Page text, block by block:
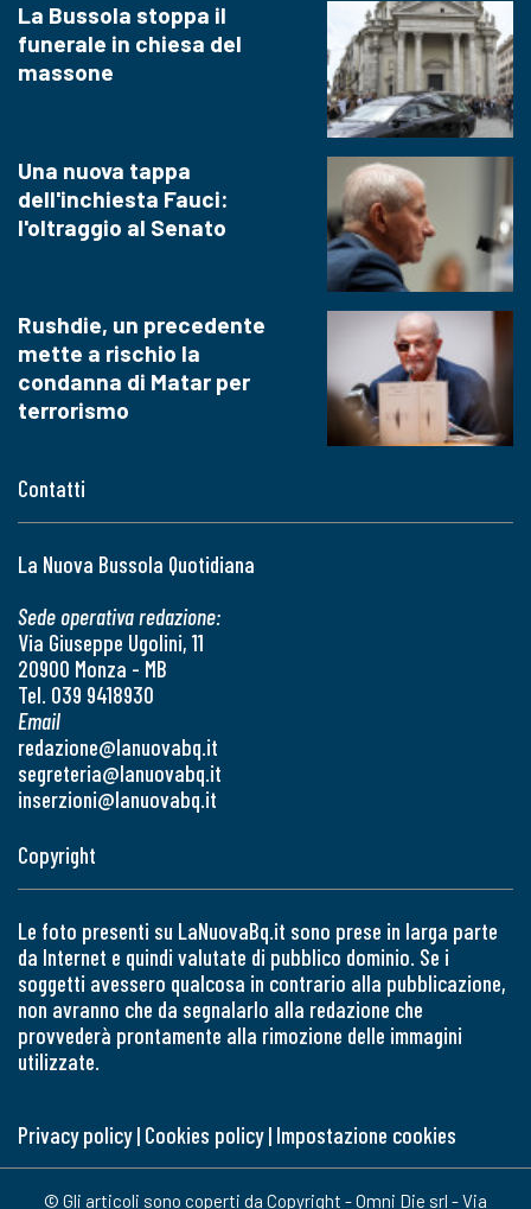
Contatti
La Nuova Bussola Quotidiana
Sede operativa redazione:
Via Giuseppe Ugolini, 11
20900 Monza - MB
Tel. 039 9418930
Email
redazione@lanuovabq.it
segreteria@lanuovabq.it
inserzioni@lanuovabq.it
La Bussola stoppa il
funerale in chiesa del
massone
Una nuova tappa
dell'inchiesta Fauci:
l'oltraggio al Senato
Rushdie, un precedente
mette a rischio la
condanna di Matar per
terrorismo
Copyright
Le foto presenti su LaNuovaBq.it sono prese in larga parte
da Internet e quindi valutate di pubblico dominio. Se i
soggetti avessero qualcosa in contrario alla pubblicazione,
non avranno che da segnalarlo alla redazione che
provvederà prontamente alla rimozione delle immagini
utilizzate.
Privacy policy| Cookies policy| Impostazione cookies
© Gli articoli sono coperti da Copyright - Omni Die srl - Via